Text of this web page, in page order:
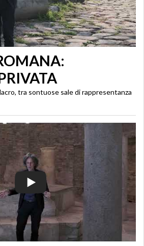
tra sontuose sale di rappresentanza